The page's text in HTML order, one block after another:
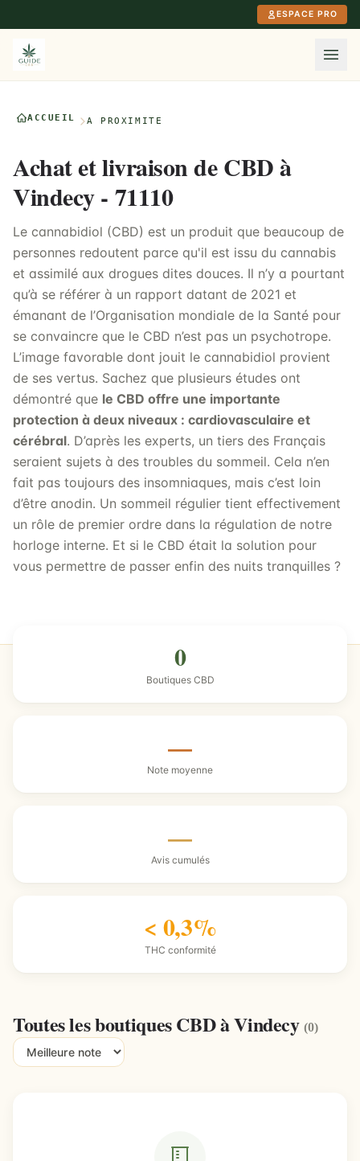
ESPACE PRO
ACCUEIL À PROXIMITÉ
Achat et livraison de CBD à
Vindecy - 71110
Le cannabidiol (CBD) est un produit que beaucoup de
personnes redoutent parce qu'il est issu du cannabis
et assimilé aux drogues dites douces. Il n’y a pourtant
qu’à se référer à un rapport datant de 2021 et
émanant de l’Organisation mondiale de la Santé pour
se convaincre que le CBD n’est pas un psychotrope.
L’image favorable dont jouit le cannabidiol provient
de ses vertus. Sachez que plusieurs études ont
démontré que le CBD offre une importante
protection à deux niveaux : cardiovasculaire et
cérébral. D’après les experts, un tiers des Français
seraient sujets à des troubles du sommeil. Cela n’en
fait pas toujours des insomniaques, mais c’est loin
d’être anodin. Un sommeil régulier tient effectivement
un rôle de premier ordre dans la régulation de notre
horloge interne. Et si le CBD était la solution pour
vous permettre de passer enfin des nuits tranquilles ?
0
Boutiques CBD
—
Note moyenne
—
Avis cumulés
< 0,3%
THC conformité
Toutes les boutiques CBD à Vindecy(0)